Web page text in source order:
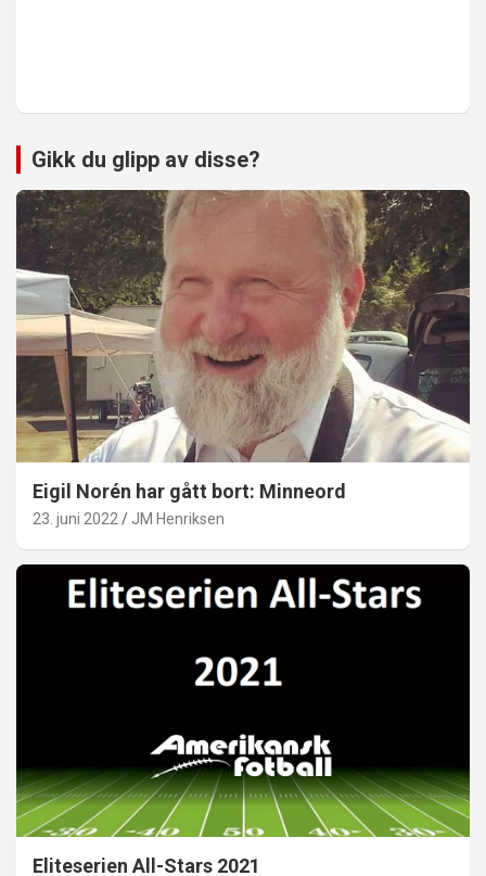
Gikk du glipp av disse?
Eigil Norén har gått bort: Minneord
23. juni 2022 JM Henriksen
Eliteserien All-Stars 2021